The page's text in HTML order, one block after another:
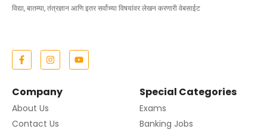
विद्या, बातम्या, तंत्रज्ञान आणि इतर सर्वांच्या विषयांवर लेखन करणारी वेबसाईट
Company
About Us
Contact Us
Special Categories
Exams
Banking Jobs